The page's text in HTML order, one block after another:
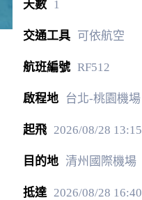
1
可依航空
RF512
台北-桃園機場
2026/08/28 13:15
清州國際機場
2026/08/28 16:40